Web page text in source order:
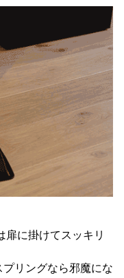
扉に掛けてスッキリ
リングなら邪魔にな